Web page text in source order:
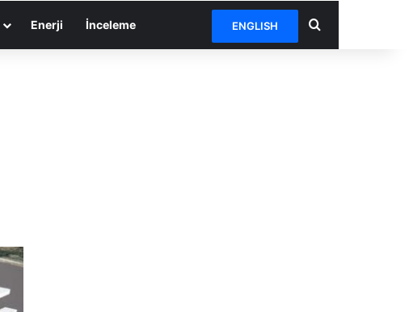
Enerji İnceleme ENGLISH Arama yap ...